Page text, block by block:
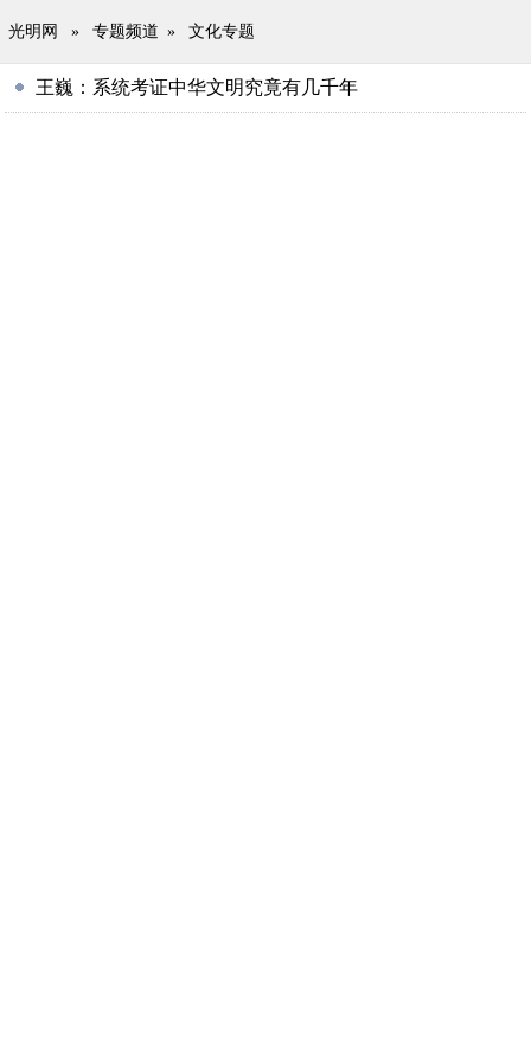
光明网 » 专题频道 » 文化专题
王巍：系统考证中华文明究竟有几千年